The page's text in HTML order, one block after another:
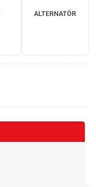
ALTERNATÖR